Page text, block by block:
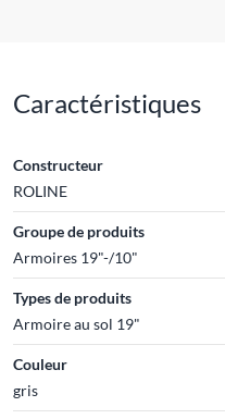
Caractéristiques
Constructeur
ROLINE
Groupe de produits
Armoires 19"-/10"
Types de produits
Armoire au sol 19"
Couleur
gris